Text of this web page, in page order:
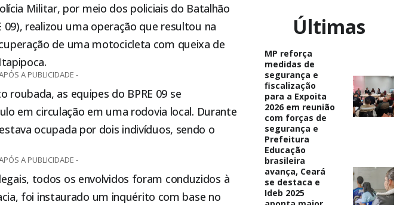
Militar, por meio dos policiais do Batalhão
09), realizou uma operação que resultou na
de uma motocicleta com queixa de
Itapipoca.
A PUBLICIDADE -
as equipes do BPRE 09 se
em circulação em uma rodovia local. Durante
ocupada por dois indivíduos, sendo o
A PUBLICIDADE -
todos os envolvidos foram conduzidos à
foi instaurado um inquérito com base no
Últimas
MP reforça
medidas de
segurança e
fiscalização
para a Expoita
2026 em reunião
com forças de
segurança e
Prefeitura
Educação
brasileira
avança, Ceará
se destaca e
Ideb 2025